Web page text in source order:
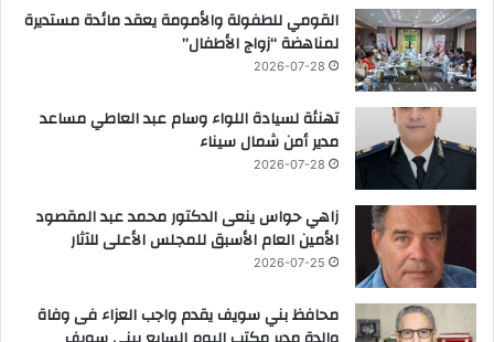
القومي للطفولة والأمومة يعقد مائدة مستديرة
لمناهضة “زواج الأطفال”
2026-07-28
تهنئة لسيادة اللواء وسام عبد العاطي مساعد
مدير أمن شمال سيناء
2026-07-28
زاهي حواس ينعى الدكتور محمد عبد المقصود
الأمين العام الأسبق للمجلس الأعلى للآثار
2026-07-25
محافظ بني سويف يقدم واجب العزاء فى وفاة